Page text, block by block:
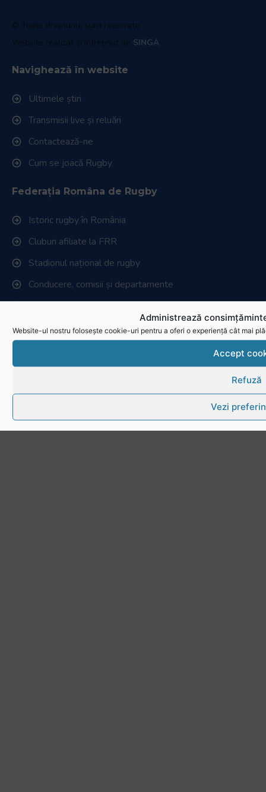
Administrează
Website-ul nostru folosește cookie-uri pentru a oferi o experiență cât mai
Accept
Refuză
Vezi
© Toate drepturile sunt rezervate.
Website realizat și întreținut de SINGA
Navighează în website
Ultimele știri
Transmisii live și reluări
Contactează-ne
Cum se joacă Rugby
Federația Româna de Rugby
Istoric rugby în România
Cluburi afiliate la FRR
Stadionul național de rugby
Conducere, comisii și departamente
Info - Anunțuri
Link-uri utile